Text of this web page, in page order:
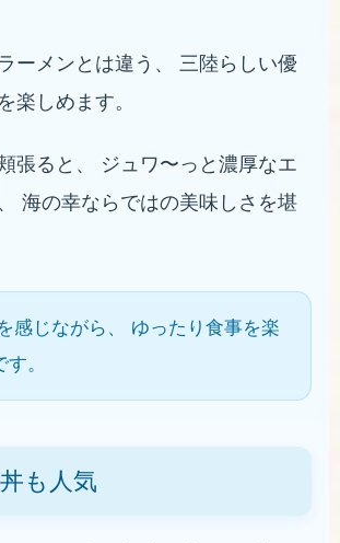
ーメンとは違う、 三陸らしい優
楽しめます。
張ると、 ジュワ〜っと濃厚なエ
海の幸ならではの美味しさを堪
感じながら、 ゆったり食事を楽
。
も人気